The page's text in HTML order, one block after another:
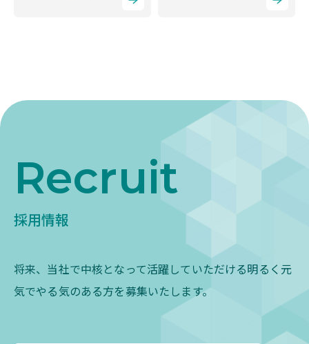
Recruit
採用情報
将来、当社で中核となって活躍していただける明るく元
気でやる気のある方を募集いたします。